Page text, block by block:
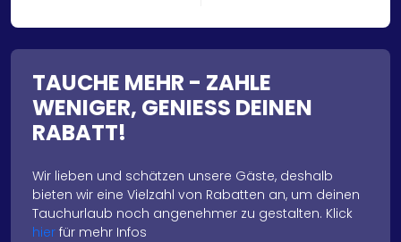
TAUCHE MEHR - ZAHLE
WENIGER, GENIESS DEINEN
RABATT!
Wir lieben und schätzen unsere Gäste, deshalb
bieten wir eine Vielzahl von Rabatten an, um deinen
Tauchurlaub noch angenehmer zu gestalten. Klick
hier für mehr Infos